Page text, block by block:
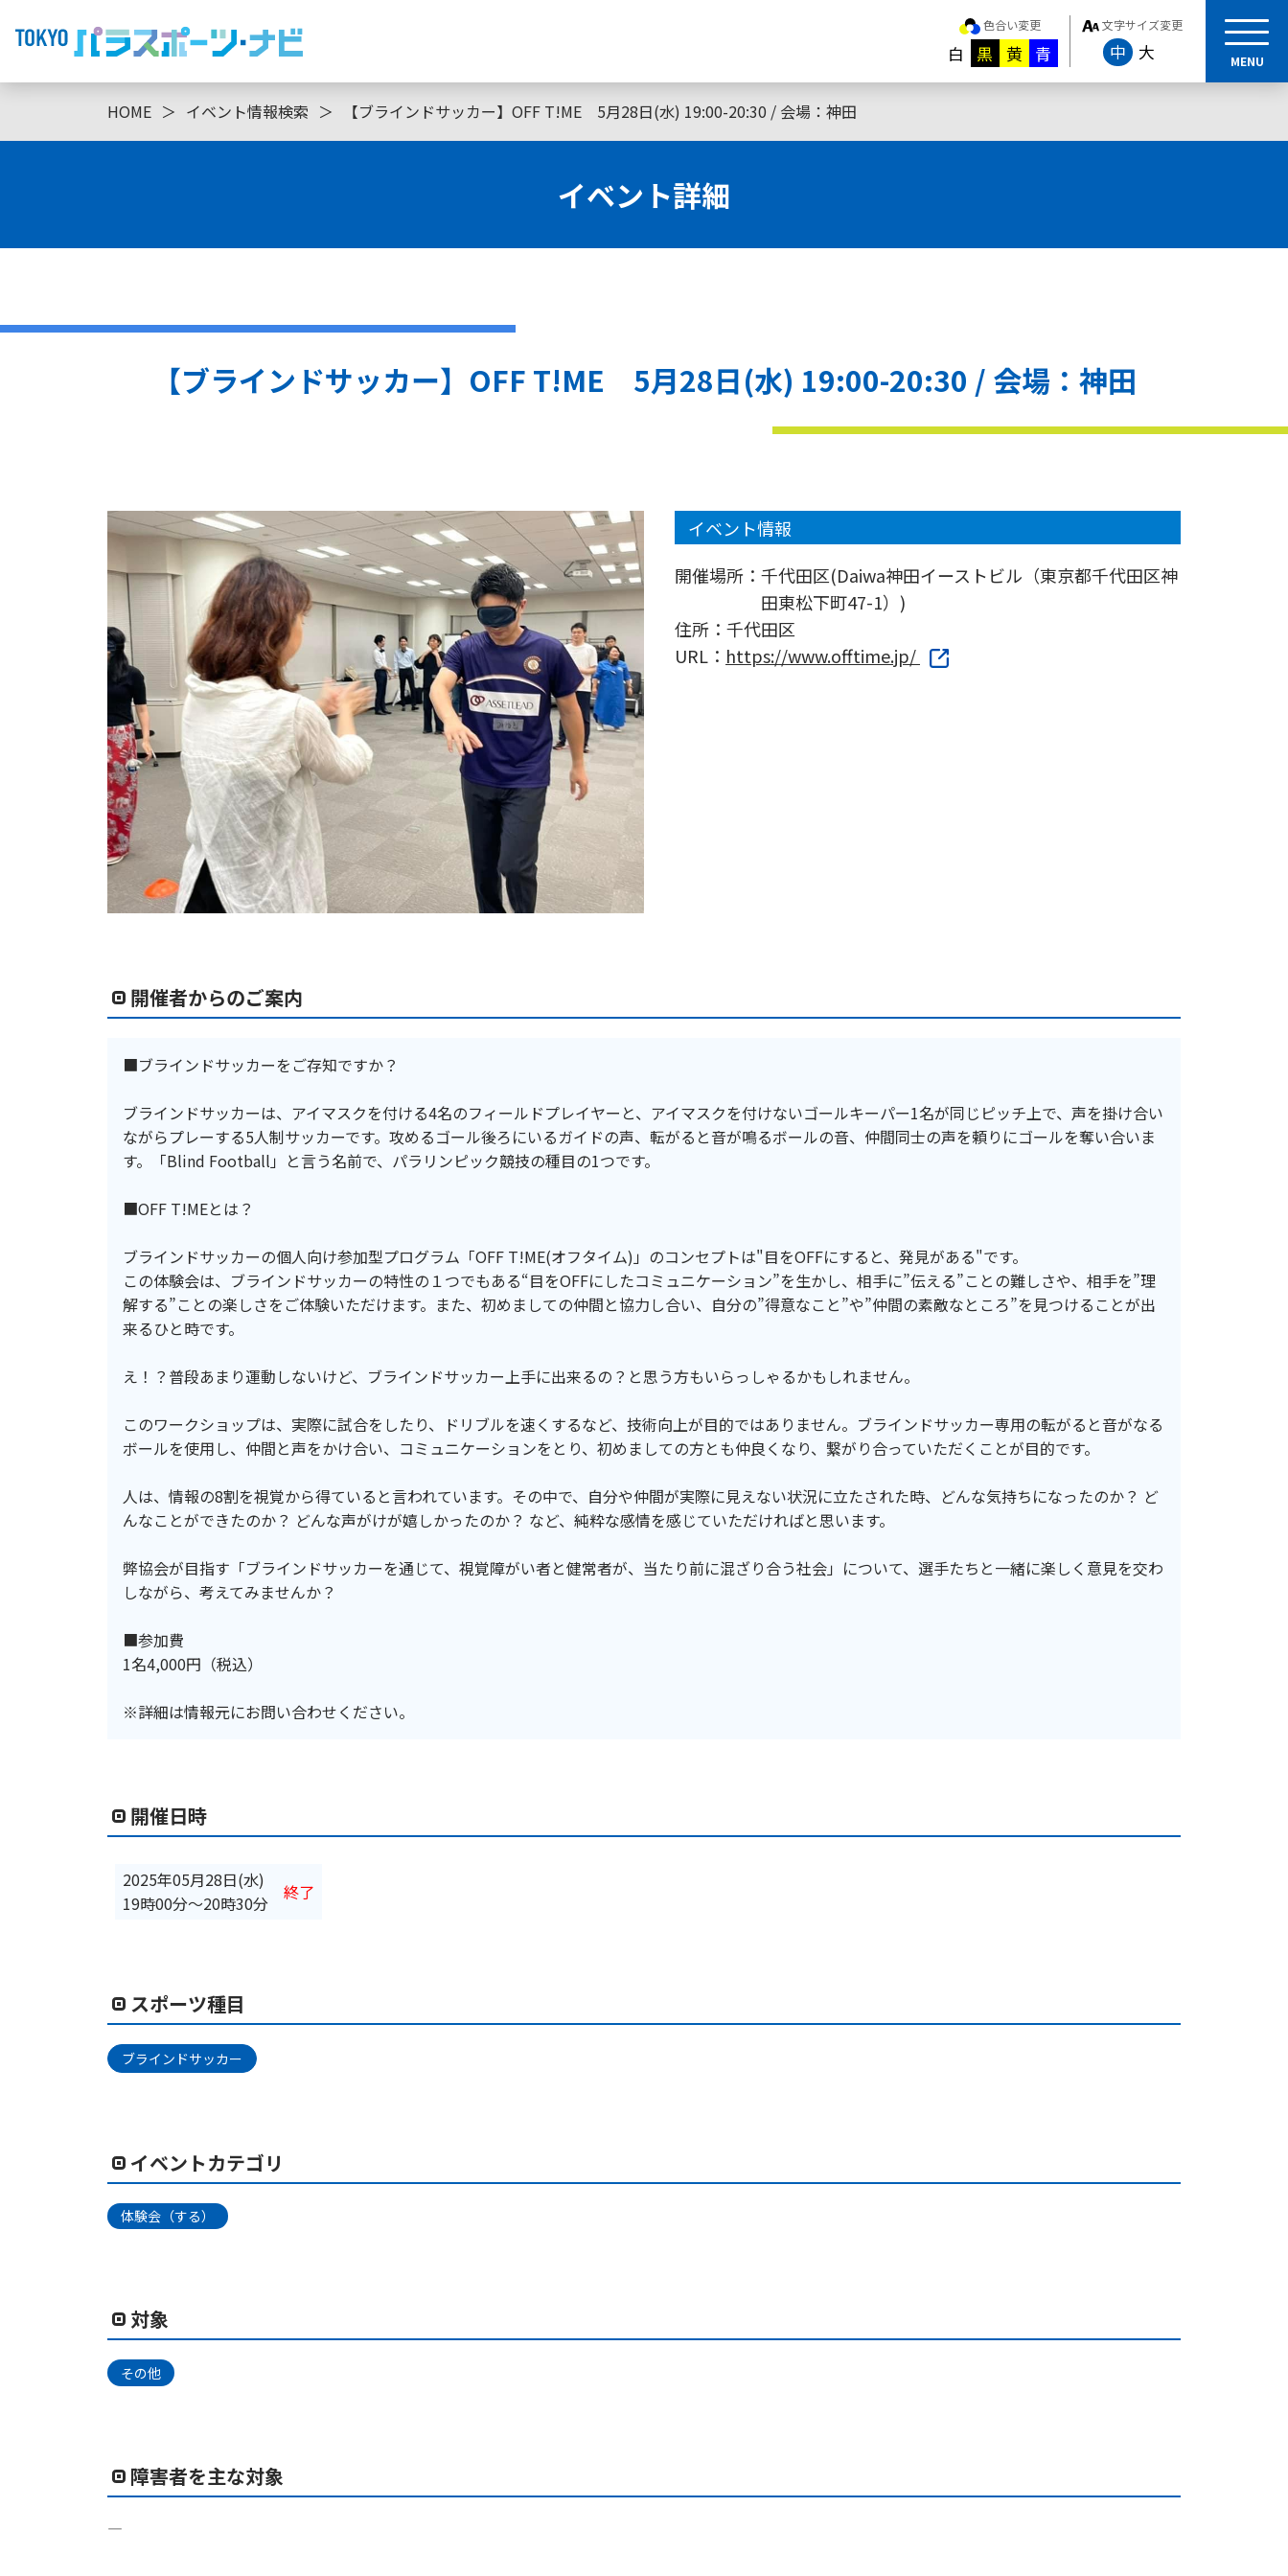
色合い変更
白 黒 黄 青
文字サイズ変更
中 大 MENU
HOME ＞ イベント情報検索 ＞ 【ブラインドサッカー】OFF T!ME 5月28日(水) 19:00-20:30 / 会場：神田
イベント詳細
【ブラインドサッカー】OFF T!ME 5月28日(水) 19:00-20:30 / 会場：神田
イベント情報
開催場所： 千代田区(Daiwa神田イーストビル（東京都千代田区神
田東松下町47-1）)
住所： 千代田区
URL： https://www.offtime.jp/
開催者からのご案内
■ブラインドサッカーをご存知ですか？
ブラインドサッカーは、アイマスクを付ける4名のフィールドプレイヤーと、アイマスクを付けないゴールキーパー1名が同じピッチ上で、声を掛け合い
ながらプレーする5人制サッカーです。攻めるゴール後ろにいるガイドの声、転がると音が鳴るボールの音、仲間同士の声を頼りにゴールを奪い合いま
す。「Blind Football」と言う名前で、パラリンピック競技の種目の1つです。
■OFF T!MEとは？
ブラインドサッカーの個人向け参加型プログラム「OFF T!ME(オフタイム)」のコンセプトは"目をOFFにすると、発見がある"です。
この体験会は、ブラインドサッカーの特性の１つでもある“目をOFFにしたコミュニケーション”を生かし、相手に”伝える”ことの難しさや、相手を”理
解する”ことの楽しさをご体験いただけます。また、初めましての仲間と協力し合い、自分の”得意なこと”や”仲間の素敵なところ”を見つけることが出
来るひと時です。
え！？普段あまり運動しないけど、ブラインドサッカー上手に出来るの？と思う方もいらっしゃるかもしれません。
このワークショップは、実際に試合をしたり、ドリブルを速くするなど、技術向上が目的ではありません。ブラインドサッカー専用の転がると音がなる
ボールを使用し、仲間と声をかけ合い、コミュニケーションをとり、初めましての方とも仲良くなり、繋がり合っていただくことが目的です。
人は、情報の8割を視覚から得ていると言われています。その中で、自分や仲間が実際に見えない状況に立たされた時、どんな気持ちになったのか？ ど
んなことができたのか？ どんな声がけが嬉しかったのか？ など、純粋な感情を感じていただければと思います。
弊協会が目指す「ブラインドサッカーを通じて、視覚障がい者と健常者が、当たり前に混ざり合う社会」について、選手たちと一緒に楽しく意見を交わ
しながら、考えてみませんか？
■参加費
1名4,000円（税込）
※詳細は情報元にお問い合わせください。
開催日時
2025年05月28日(水)
19時00分〜20時30分
終了
スポーツ種目
ブラインドサッカー
イベントカテゴリ
体験会（する）
対象
その他
障害者を主な対象
―